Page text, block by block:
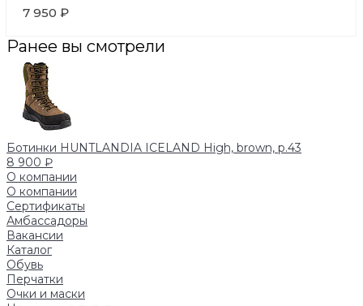
7 950 ₽
Ранее вы смотрели
Ботинки HUNTLANDIA ICELAND High, brown, р.43
8 900 ₽
О компании
О компании
Сертификаты
Амбассадоры
Вакансии
Каталог
Обувь
Перчатки
Очки и маски